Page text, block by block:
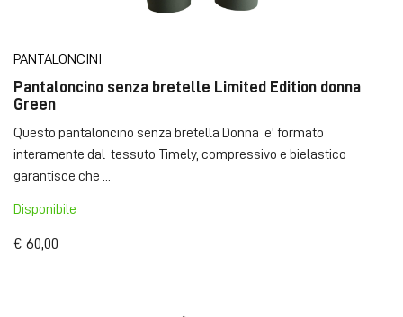
PANTALONCINI
Pantaloncino senza bretelle Limited Edition donna
Green
Questo pantaloncino senza bretella Donna e' formato
interamente dal tessuto Timely, compressivo e bielastico
garantisce che ...
Disponibile
€ 60,00